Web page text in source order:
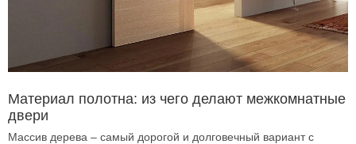
Материал полотна: из чего делают межкомнатные
двери
Массив дерева – самый дорогой и долговечный вариант с